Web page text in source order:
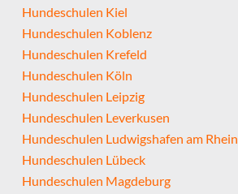
Hundeschulen Kiel
Hundeschulen Koblenz
Hundeschulen Krefeld
Hundeschulen Köln
Hundeschulen Leipzig
Hundeschulen Leverkusen
Hundeschulen Ludwigshafen am Rhein
Hundeschulen Lübeck
Hundeschulen Magdeburg